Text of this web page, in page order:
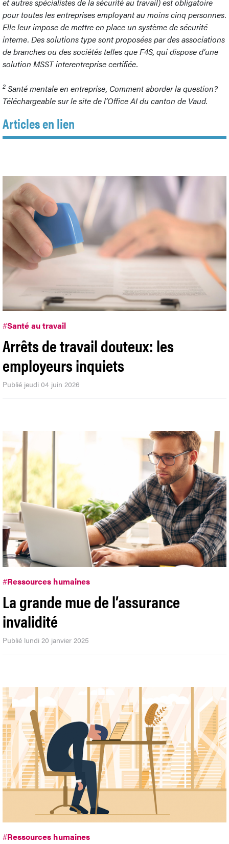
et autres spécialistes de la sécurité au travail) est obligatoire
pour toutes les entreprises employant au moins cinq personnes.
Elle leur impose de mettre en place un système de sécurité
interne. Des solutions type sont proposées par des associations
de branches ou des sociétés telles que F4S, qui dispose d’une
solution MSST interentreprise certifiée.
2 Santé mentale en entreprise, Comment aborder la question?
Téléchargeable sur le site de l’Office AI du canton de Vaud.
Articles en lien
#Santé au travail
Arrêts de travail douteux: les
employeurs inquiets
Publié jeudi 04 juin 2026
#Ressources humaines
La grande mue de l’assurance
invalidité
Publié lundi 20 janvier 2025
#Ressources humaines